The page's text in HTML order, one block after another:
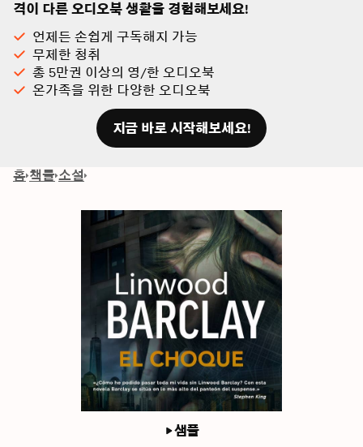
격이 다른 오디오북 생활을 경험해보세요!
언제든 손쉽게 구독해지 가능
무제한 청취
총 5만권 이상의 영/한 오디오북
온가족을 위한 다양한 오디오북
지금 바로 시작해보세요!
홈 책들 소설
샘플